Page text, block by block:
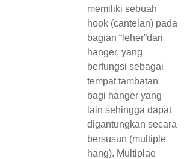
memiliki sebuah
hook (cantelan) pada
bagian “leher”dari
hanger, yang
berfungsi sebagai
tempat tambatan
bagi hanger yang
lain sehingga dapat
digantungkan secara
bersusun (multiple
hang). Multiplae